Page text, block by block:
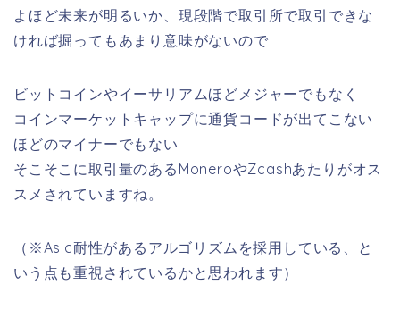
よほど未来が明るいか、現段階で取引所で取引できな
ければ掘ってもあまり意味がないので
ビットコインやイーサリアムほどメジャーでもなく
コインマーケットキャップに通貨コードが出てこない
ほどのマイナーでもない
そこそこに取引量のあるMoneroやZcashあたりがオス
スメされていますね。
（※Asic耐性があるアルゴリズムを採用している、と
いう点も重視されているかと思われます）